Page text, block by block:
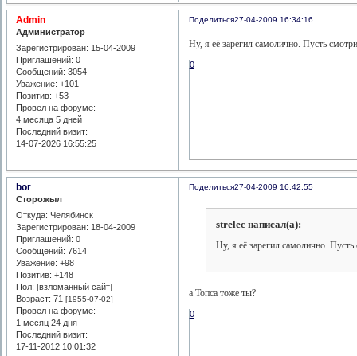
Поделиться27-04-2009 16:34:16
Admin
Администратор
Зарегистрирован: 15-04-2009
Приглашений: 0
Сообщений: 3054
Уважение: +101
Позитив: +53
Провел на форуме:
4 месяца 5 дней
Последний визит:
14-07-2026 16:55:25
Ну, я её зарегил самолично. Пусть
0
Поделиться27-04-2009 16:42:55
bor
Сторожыл
Откуда: Челябинск
Зарегистрирован: 18-04-2009
Приглашений: 0
Сообщений: 7614
Уважение: +98
Позитив: +148
Пол: [взломанный сайт]
Возраст: 71[1955-07-02]
Провел на форуме:
1 месяц 24 дня
Последний визит:
17-11-2012 10:01:32
strelec написал(а):
Ну, я её зарегил самолично.
а Топса тоже ты?
0